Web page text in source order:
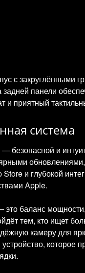
с закруглёнными
задней панели
и приятный
система
безопасной и
и глубокой
Apple.
баланс
тем, кто ищет
камеру для
которое